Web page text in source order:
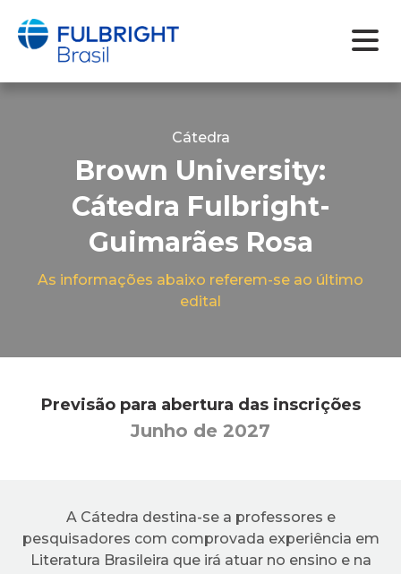
Cátedra
Brown University:
Cátedra Fulbright-
Guimarães Rosa
As informações abaixo referem-se ao último
edital
Previsão para abertura das inscrições
Junho de 2027
A Cátedra destina-se a professores e
pesquisadores com comprovada experiência em
Literatura Brasileira que irá atuar no ensino e na